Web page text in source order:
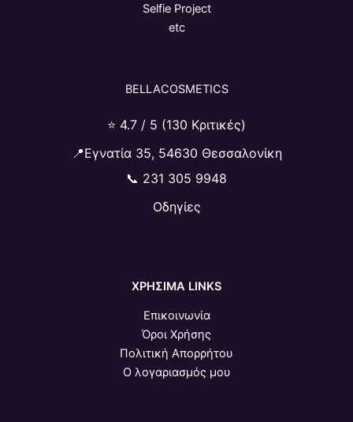
Selfie Project
etc
BELLACOSMETICS
⭐ 4.7 / 5 (130 Κριτικές)
📍Εγνατία 35, 54630 Θεσσαλονίκη
📞 231 305 9948
Οδηγίες
ΧΡΗΣΙΜΑ LINKS
Επικοινωνία
Όροι Χρήσης
Πολιτική Απορρήτου
Ο λογαριασμός μου